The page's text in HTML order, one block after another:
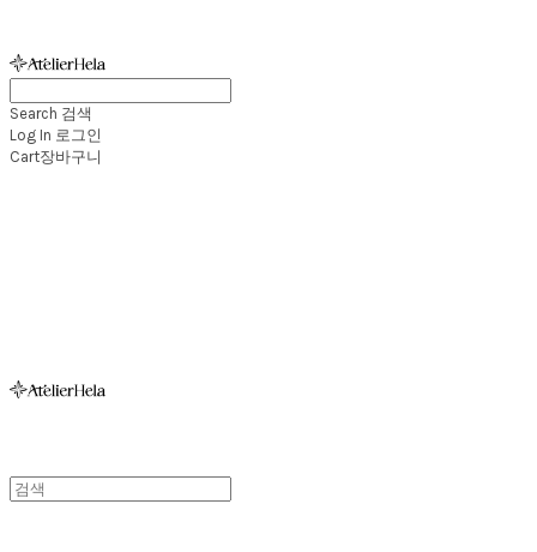
Search 검색
Log In 로그인
Cart장바구니